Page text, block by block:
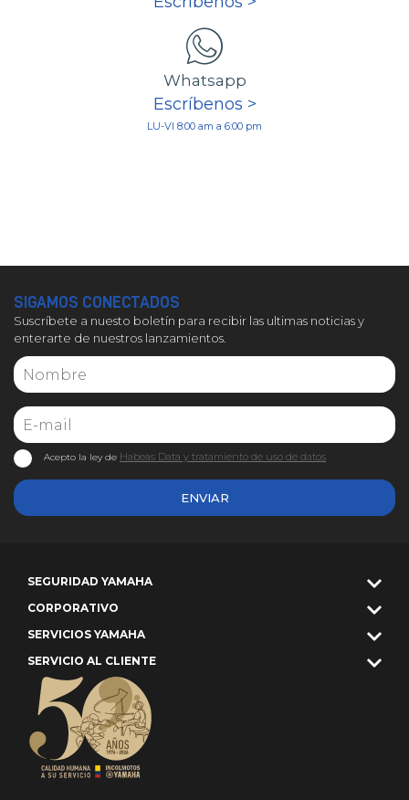
Whatsapp
Escríbenos >
LU-VI 8:00 am a 6:00 pm
SIGAMOS CONECTADOS
Suscríbete a nuesto boletín para recibir las ultimas noticias y
enterarte de nuestros lanzamientos.
ENVIAR
Acepto la ley de Habeas Data y tratamiento de uso de datos
SEGURIDAD YAMAHA
CORPORATIVO
SERVICIOS YAMAHA
SERVICIO AL CLIENTE